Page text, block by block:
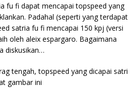
fu fi dapat mencapai topspeed yang
Padahal (seperti yang terdapat
satria fu fi mencapai 150 kpj (versi
oleh aleix espargaro. Bagaimana
diskusikan…
tengah, topspeed yang dicapai satri
gambar ini